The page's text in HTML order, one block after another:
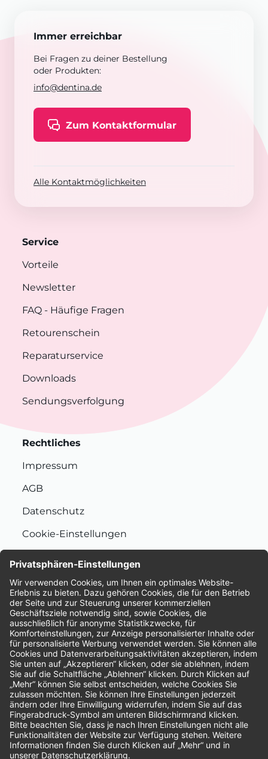
Immer erreichbar
Bei Fragen zu deiner Bestellung
oder Produkten:
info@dentina.de
Zum Kontaktformular
Alle Kontaktmöglichkeiten
Service
Vorteile
Newsletter
FAQ - Häufige Fragen
Retourenschein
Reparaturservice
Downloads
Sendungsverfolgung
Rechtliches
Impressum
AGB
Datenschutz
Cookie-Einstellungen
Bewertungen